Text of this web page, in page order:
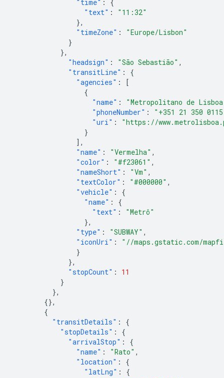
"time" :
{
"text" :
"11:32"
},
"timeZone" :
"Europe/Lisbon"
}
},
"headsign" : "São Sebastião" ,
"transitLine" :
{
"agencies" :
[
{
"name" :
"Metropolitano de
"phoneNumber" :
"+351 21 350
"uri" :
"https://
}
],
"name" : "Vermelha" ,
"color" : "#f23061" ,
"nameShort" : "Vm" ,
"textColor" : "#000000" ,
"vehicle" :
{
"name" :
{
"text" :
"Metrô"
},
"type" : "SUBWAY" ,
"iconUri" :
"//maps.gstatic.com/
}
},
"stopCount" :
11
}
},
{},
{
"transitDetails" :
{
"stopDetails" :
{
"arrivalStop" :
{
"name" : "Rato" ,
"location" :
{
"latLng" :
{